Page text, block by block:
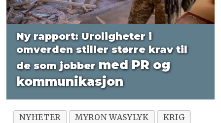
Ny rapport: Uroligheter i
omverden stiller størrekrav til
de som jobbermed PR og
kommunikasjon
NYHETER MYRON WASYLYK
KRIG